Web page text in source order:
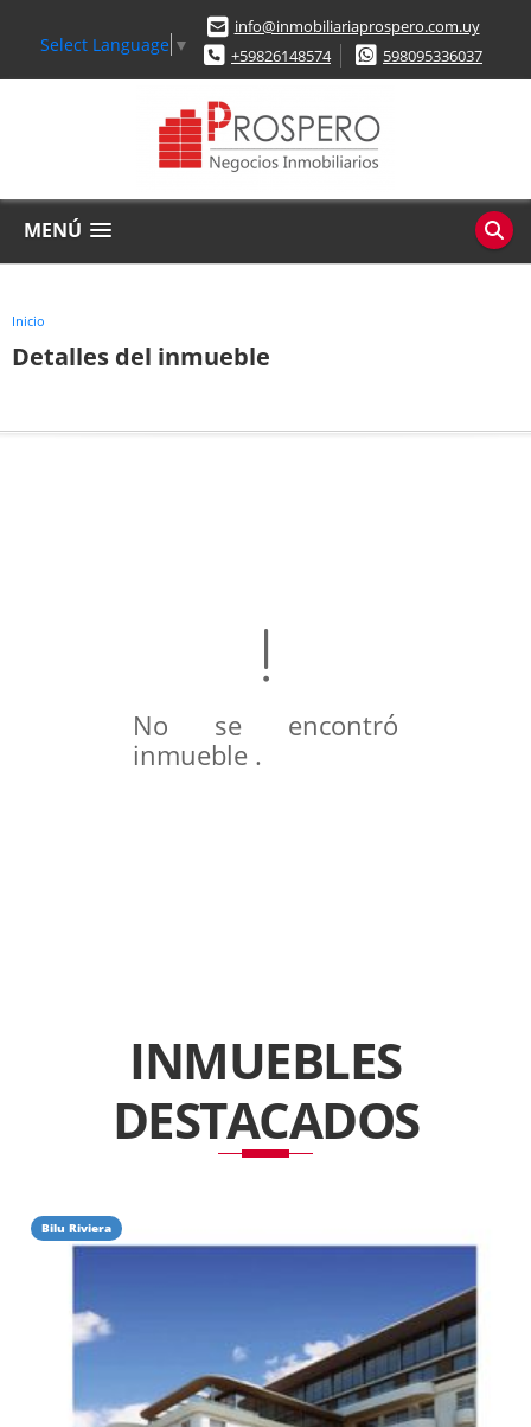
Select Language ▼
info@inmobiliariaprospero.com.uy
+59826148574
598095336037
MENÚ
Inicio
Detalles del inmueble
No se encontró
inmueble .
INMUEBLES
DESTACADOS
Bilu Riviera